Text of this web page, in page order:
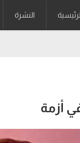
النشرة
أزمة